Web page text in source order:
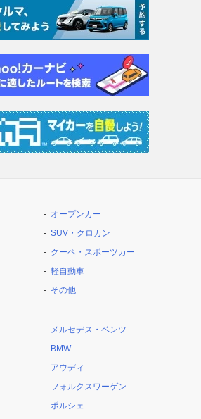
オープンカー
SUV・クロカン
クーペ・スポーツカー
軽自動車
その他
メルセデス・ベンツ
BMW
アウディ
フォルクスワーゲン
ポルシェ